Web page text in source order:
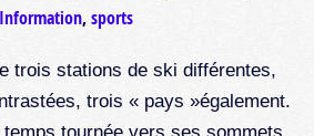
Information,sports
trois stations de ski différentes,
trois « pays »également.